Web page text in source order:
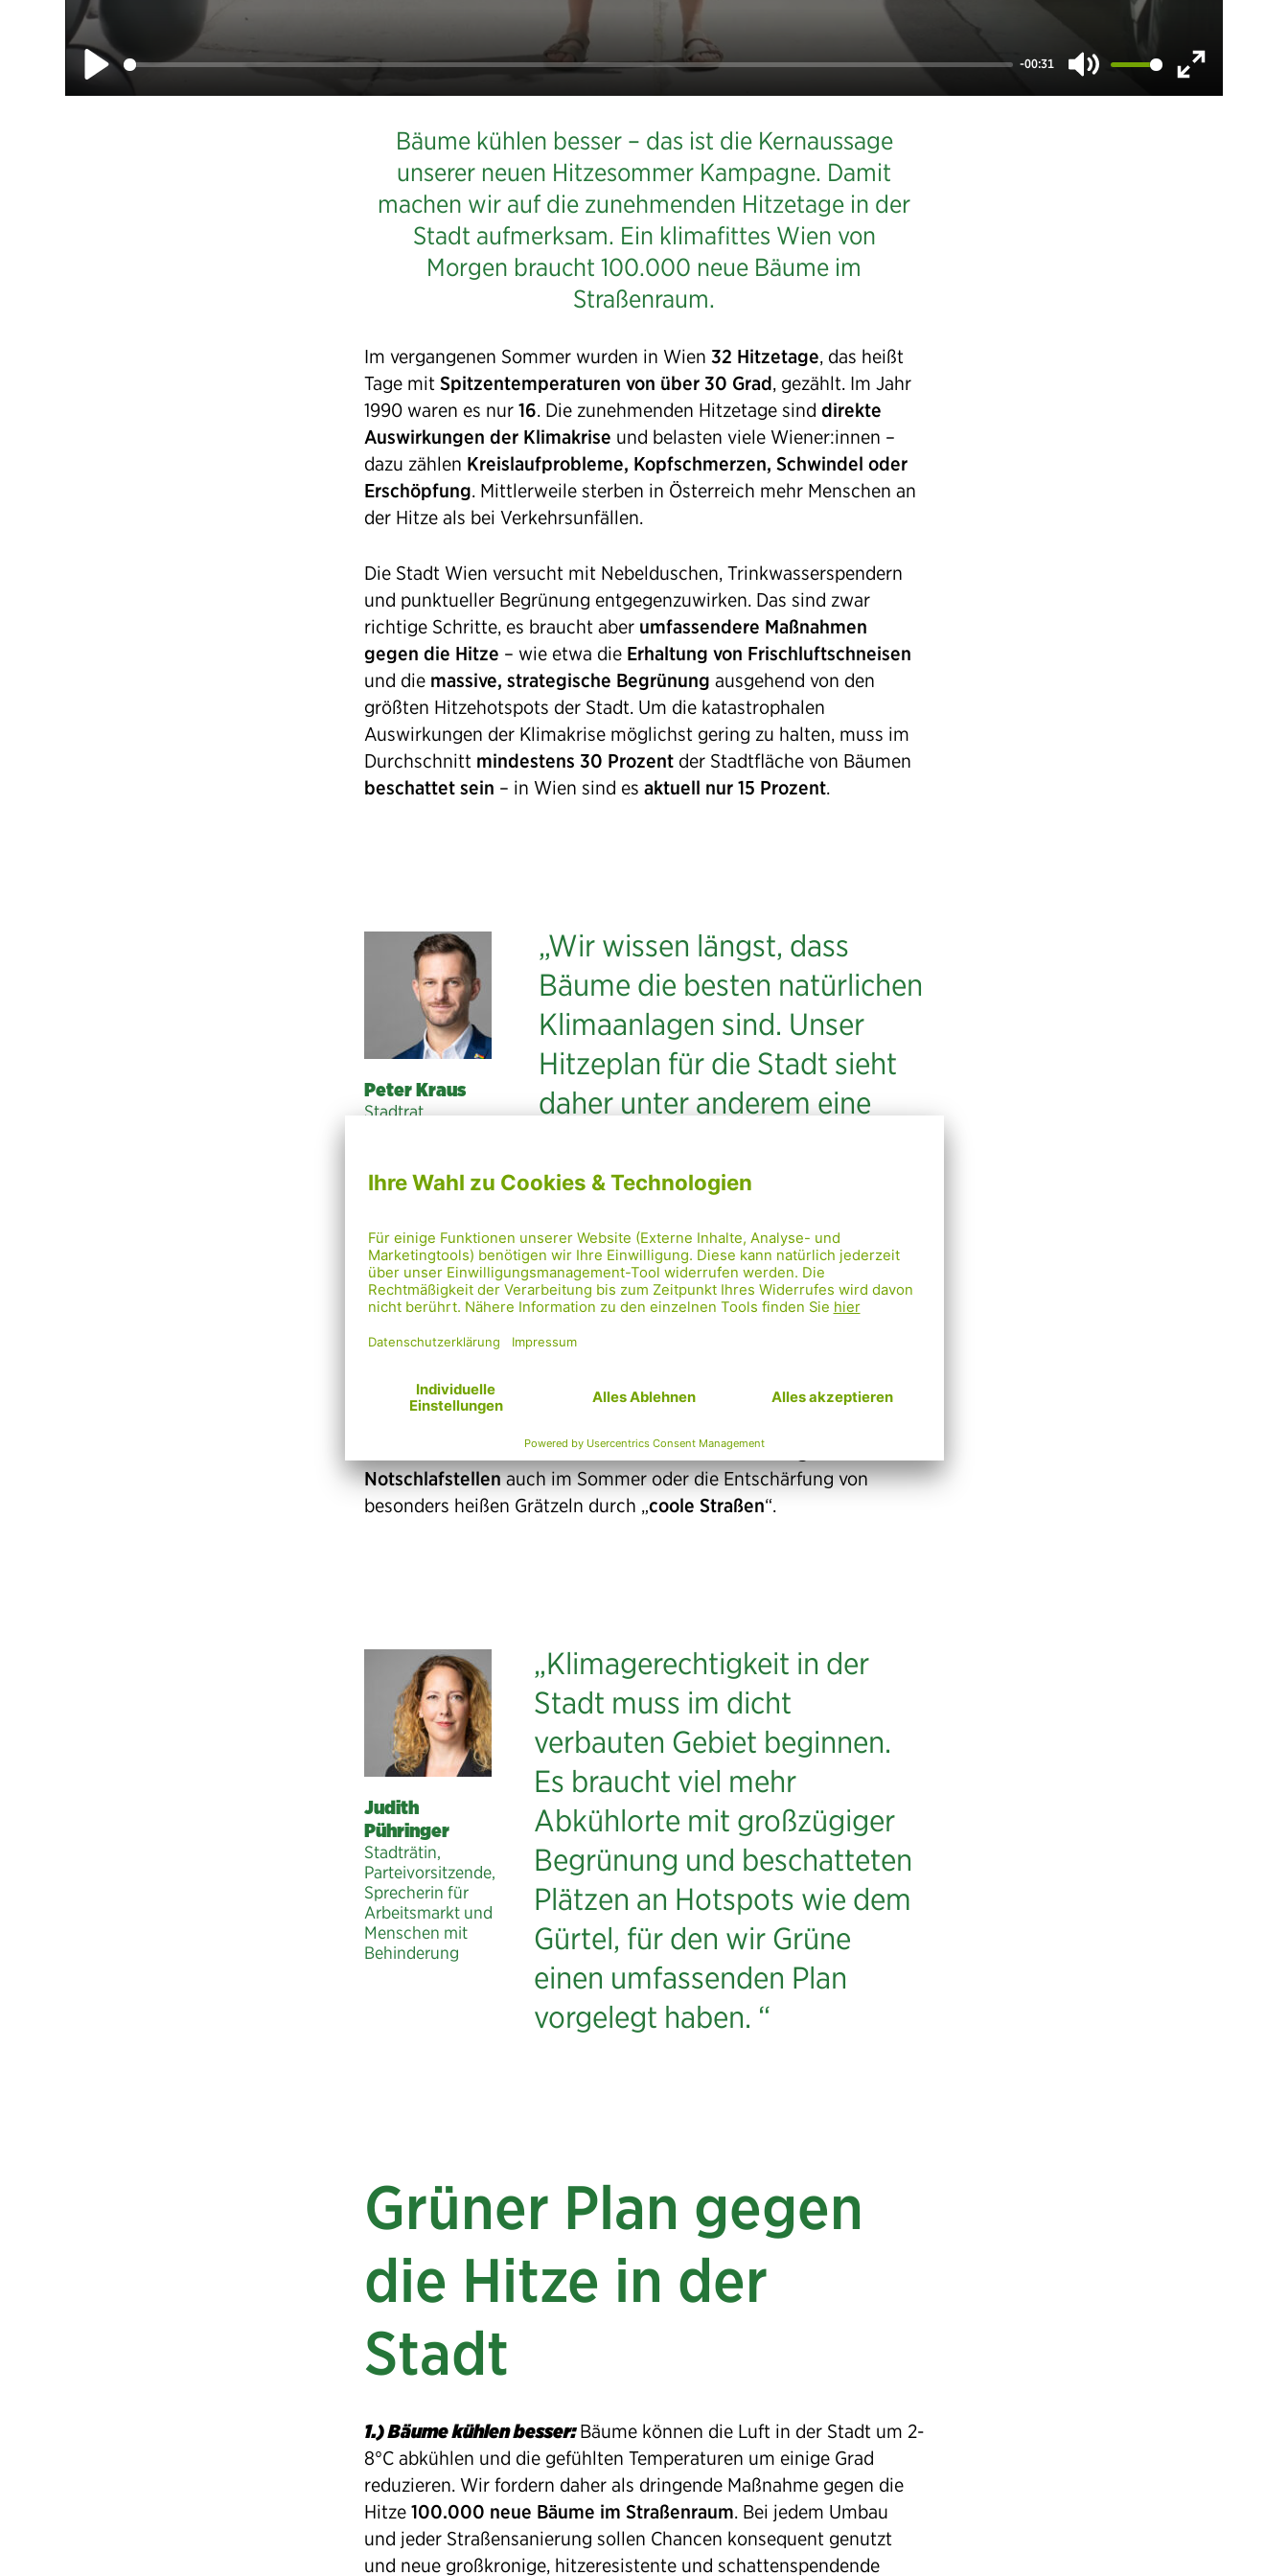
Play
-00:31
Mute
Enter
Bäume kühlen besser – das ist die Kernaussage
unserer neuen Hitzesommer Kampagne. Damit
machen wir auf die zunehmenden Hitzetage in der
Stadt aufmerksam. Ein klimafittes Wien von
Morgen braucht 100.000 neue Bäume im
Straßenraum.
Im vergangenen Sommer wurden in Wien 32 Hitzetage, das heißt
Tage mit Spitzentemperaturen von über 30 Grad, gezählt. Im Jahr
1990 waren es nur 16. Die zunehmenden Hitzetage sind direkte
Auswirkungen der Klimakrise und belasten viele Wiener:innen –
dazu zählen Kreislaufprobleme, Kopfschmerzen, Schwindel oder
Erschöpfung. Mittlerweile sterben in Österreich mehr Menschen an
der Hitze als bei Verkehrsunfällen.
Die Stadt Wien versucht mit Nebelduschen, Trinkwasserspendern
und punktueller Begrünung entgegenzuwirken. Das sind zwar
richtige Schritte, es braucht aber umfassendere Maßnahmen
gegen die Hitze – wie etwa die Erhaltung von Frischluftschneisen
und die massive, strategische Begrünung ausgehend von den
größten Hitzehotspots der Stadt. Um die katastrophalen
Auswirkungen der Klimakrise möglichst gering zu halten, muss im
Durchschnitt mindestens 30 Prozent der Stadtfläche von Bäumen
beschattet sein – in Wien sind es aktuell nur 15 Prozent.
„Wir wissen längst, dass
Bäume die besten natürlichen
Klimaanlagen sind. Unser
Hitzeplan für die Stadt sieht
daher unter anderem eine
dringend benötigte
Renaturierung des
Wienflusses vor.“
Peter Kraus
Stadtrat,
Klima, Baukultur
und Queerpolitik
Für jene, die von der Hitze besonders stark betroffen sind – dazu
Sofortmaßnahmenwie etwa dieÖffnung der
Notschlafstellenauch im Sommer oder die Entschärfung von
besonders heißen Grätzeln durch „coole Straßen“.
„Klimagerechtigkeit in der
Stadt muss im dicht
verbauten Gebiet beginnen.
Es braucht viel mehr
Abkühlorte mit großzügiger
Begrünung und beschatteten
Plätzen an Hotspots wie dem
Gürtel, für den wir Grüne
einen umfassenden Plan
vorgelegt haben. “
Judith
Pühringer
Stadträtin,
Parteivorsitzende,
Sprecherin für
Arbeitsmarkt und
Menschen mit
Behinderung
Grüner Plan gegen
die Hitze in der
Stadt
1.) Bäume kühlen besser:Bäume können die Luft in der Stadt um 2-
8°C abkühlen und die gefühlten Temperaturen um einige Grad
reduzieren. Wir fordern daher als dringende Maßnahme gegen die
Hitze 100.000 neue Bäume im Straßenraum. Bei jedem Umbau
und jeder Straßensanierung sollen Chancen konsequent genutzt
und neue großkronige, hitzeresistente und schattenspendende